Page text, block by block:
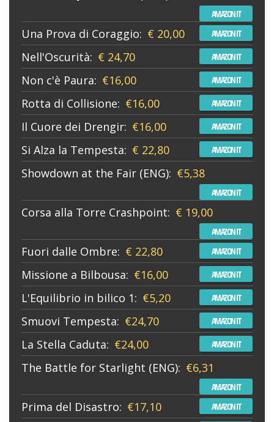
AMAZON IT
Una Prova di Coraggio: € 20,00 AMAZON IT
Nell'Oscurità: € 24,70 AMAZON IT
Non c'è Paura: €16,00 AMAZON IT
Rotta di Collisione: €16,00 AMAZON IT
Il Cuore dei Drengir: €16,00 AMAZON IT
Si Alza la Tempesta: € 22,80 AMAZON IT
Showdown at the Fair (ENG): €5,38
AMAZON IT
Corsa alla Torre Crashpoint: € 19,00
AMAZON IT
Fuori dalle Ombre: € 22,80 AMAZON IT
Missione a Bilbousa: €16,00 AMAZON IT
L'Equilibrio in bilico 1: €5,20 AMAZON IT
Smuovi Tempesta: €24,70 AMAZON IT
La Stella Caduta: €24,00 AMAZON IT
The Battle for Starlight (ENG): €6,31
AMAZON IT
Prima del Disastro: €17,10 AMAZON IT